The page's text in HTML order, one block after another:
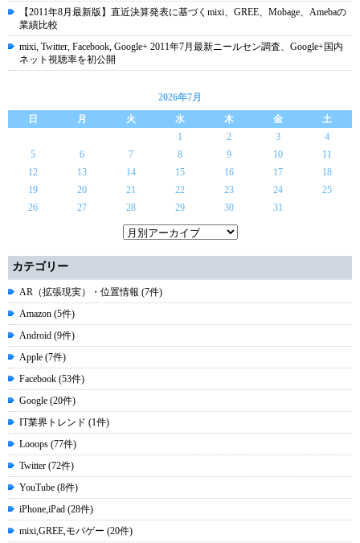
【2011年8月最新版】直近決算発表に基づくmixi、GREE、Mobage、Amebaの
業績比較
mixi, Twitter, Facebook, Google+ 2011年7月最新ニールセン調査、Google+国内
ネット視聴率を初公開
2026年7月
日
月 火 水 木 金
土
1
2 3
4
5
6 7 8 9 10
11
12
13 14 15 16 17
18
19
20 21 22 23 24
25
26
27 28 29 30 31
カテゴリー
AR（拡張現実）・位置情報 (7件)
Amazon (5件)
Android (9件)
Apple (7件)
Facebook (53件)
Google (20件)
IT業界トレンド (1件)
Looops (77件)
Twitter (72件)
YouTube (8件)
iPhone,iPad (28件)
mixi,GREE,モバゲー (20件)